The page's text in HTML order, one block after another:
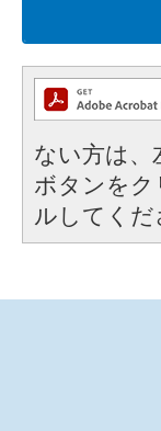
ない方は、
ボタンを
ルしてくだ